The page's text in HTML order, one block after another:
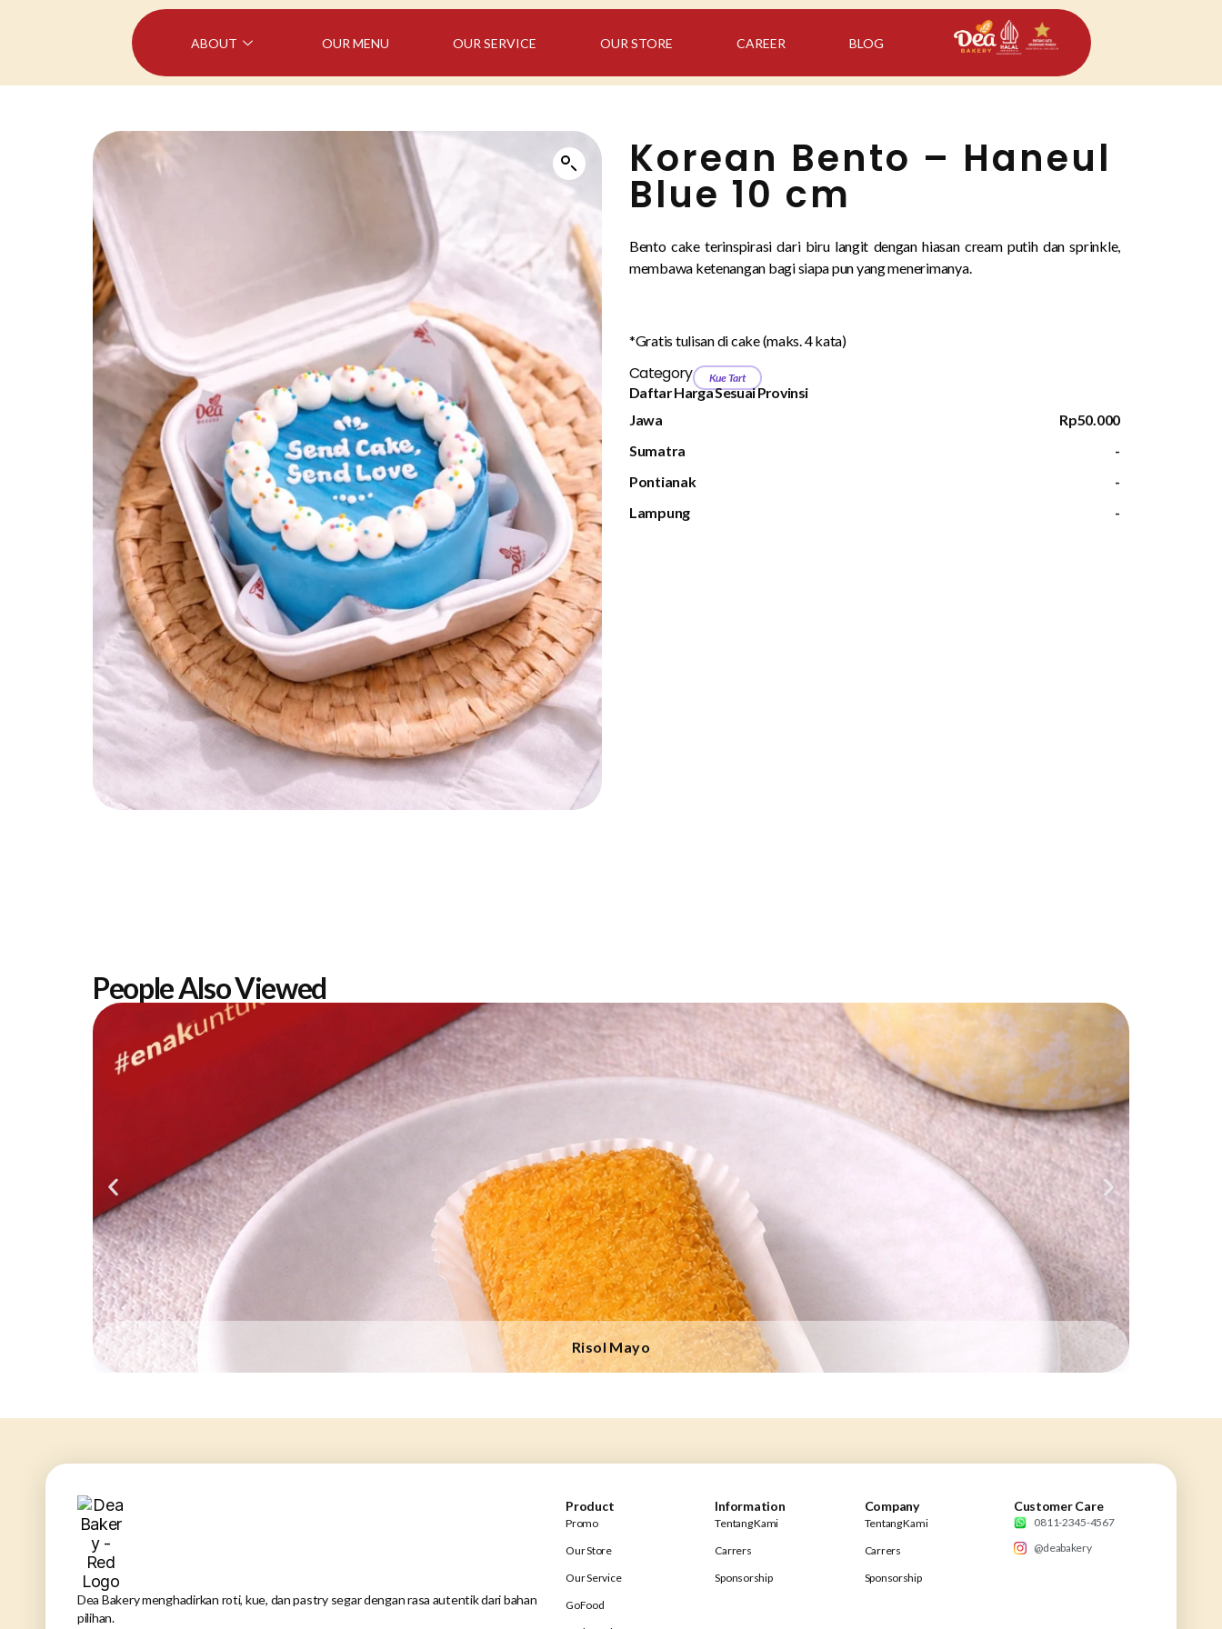
ABOUT OUR MENU OUR SERVICE OUR STORE CAREER BLOG
Korean Bento – Haneul
Blue 10 cm
Bento cake terinspirasi dari biru langit dengan hiasan cream putih dan sprinkle,
membawa ketenangan bagi siapa pun yang menerimanya.
*Gratis tulisan di cake (maks. 4 kata)
Category Kue Tart
Daftar Harga Sesuai Provinsi
Jawa
Rp50.000
Sumatra
-
Pontianak
-
Lampung
-
People Also Viewed
Risol Mayo
Dea Bakery menghadirkan roti, kue, dan pastry segar dengan rasa autentik dari bahan
pilihan.
Product
Promo
Our Store
Our Service
GoFood
Information
Tentang Kami
Carrers
Sponsorship
Company
Tentang Kami
Carrers
Sponsorship
Customer Care
0811-2345-4567
@deabakery